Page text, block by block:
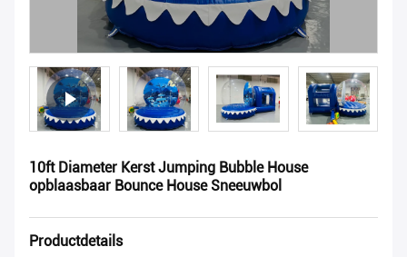
10ft Diameter Kerst Jumping Bubble House
opblaasbaar Bounce House Sneeuwbol
Productdetails